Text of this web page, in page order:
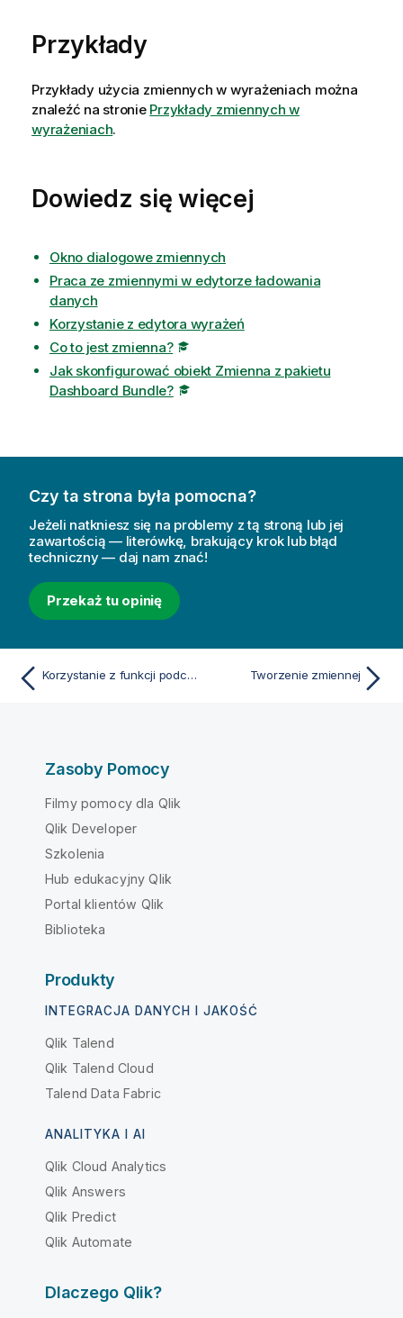
Przykłady
Przykłady użycia zmiennych w wyrażeniach można
znaleźć na stronie Przykłady zmiennych w
wyrażeniach.
Dowiedz się więcej
Okno dialogowe zmiennych
Praca ze zmiennymi w edytorze ładowania
danych
Korzystanie z edytora wyrażeń
Co to jest zmienna?
Jak skonfigurować obiekt Zmienna z pakietu
Dashboard Bundle?
Czy ta strona była pomocna?
Jeżeli natkniesz się na problemy z tą stroną lub jej
zawartością — literówkę, brakujący krok lub błąd
techniczny — daj nam znać!
Przekaż tu opinię
Korzystanie z funkcji podczas tworzenia wykresów Tworzenie zmiennej
Zasoby Pomocy
Filmy pomocy dla Qlik
Qlik Developer
Szkolenia
Hub edukacyjny Qlik
Portal klientów Qlik
Biblioteka
Produkty
INTEGRACJA DANYCH I JAKOŚĆ
Qlik Talend
Qlik Talend Cloud
Talend Data Fabric
ANALITYKA I AI
Qlik Cloud Analytics
Qlik Answers
Qlik Predict
Qlik Automate
Dlaczego Qlik?